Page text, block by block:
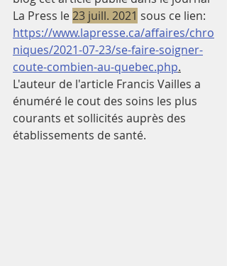
La Press le 23 juill. 2021 sous ce lien:
https://www.lapresse.ca/affaires/chro
niques/2021-07-23/se-faire-soigner-
coute-combien-au-quebec.php.
L'auteur de l'article Francis Vailles a
énuméré le cout des soins les plus
courants et sollicités auprès des
établissements de santé.